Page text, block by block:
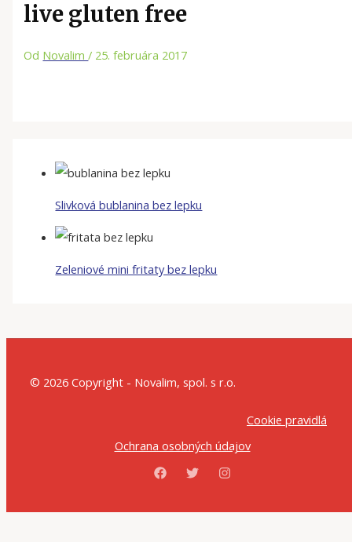
live gluten free
Od Novalim/ 25. februára 2017
Slivková bublanina bez lepku
Zeleniové mini fritaty bez lepku
© 2026 Copyright - Novalim, spol. s r.o.
Cookie pravidlá
Ochrana osobných údajov